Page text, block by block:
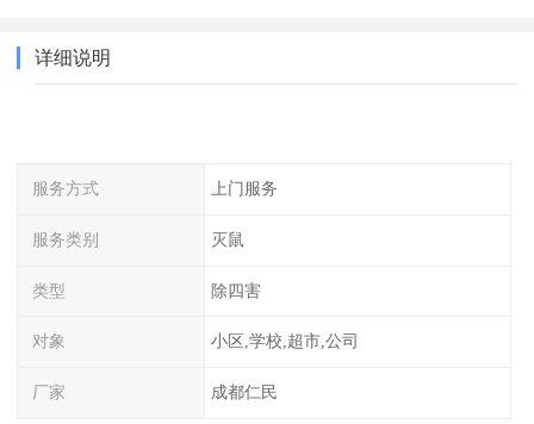
详细说明
服务方式 上门服务
服务类别 灭鼠
类型 除四害
对象 小区,学校,超市,公司
厂家 成都仁民